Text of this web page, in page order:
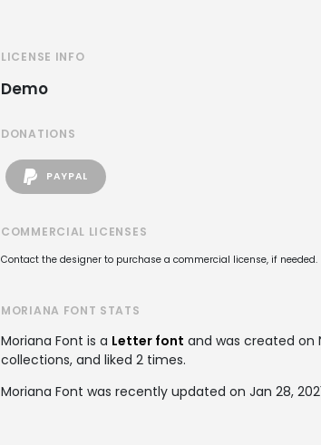
LICENSE INFO
Demo
DONATIONS
PAYPAL
COMMERCIAL LICENSES
Contact the designer to purchase a commercial license, if needed.
MORIANA FONT STATS
Moriana Font is a Letter font and was created on
collections, and liked 2 times.
Moriana Font was recently updated on Jan 28,